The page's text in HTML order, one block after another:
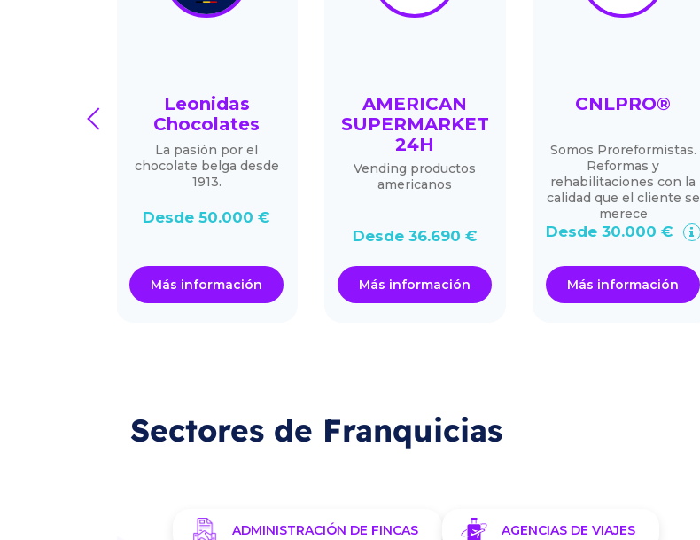
Leonidas
Chocolates
La pasión por el
chocolate belga desde
1913.
Desde 50.000 €
Más información
AMERICAN
SUPERMARKET
24H
Vending productos
americanos
Desde 36.690 €
Más información
CNLPRO®
Somos Proreformistas.
Reformas y
rehabilitaciones con la
calidad que el cliente se
merece
Desde 30.000 €
Más información
prev
Sectores de Franquicias
ADMINISTRACIÓN DE FINCAS AGENCIAS DE VIAJES